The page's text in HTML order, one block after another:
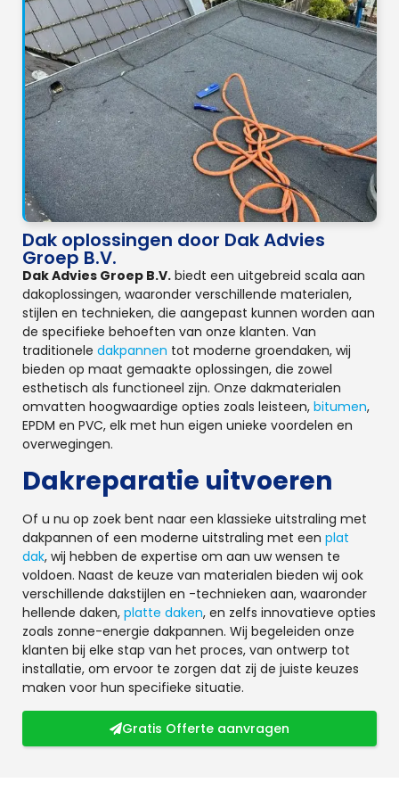
Dak oplossingen door Dak Advies
Groep B.V.
Dak Advies Groep B.V. biedt een uitgebreid scala aan
dakoplossingen, waaronder verschillende materialen,
stijlen en technieken, die aangepast kunnen worden aan
de specifieke behoeften van onze klanten. Van
traditionele dakpannen tot moderne groendaken, wij
bieden op maat gemaakte oplossingen, die zowel
esthetisch als functioneel zijn. Onze dakmaterialen
omvatten hoogwaardige opties zoals leisteen, bitumen,
EPDM en PVC, elk met hun eigen unieke voordelen en
overwegingen.
Dakreparatie uitvoeren
Of u nu op zoek bent naar een klassieke uitstraling met
dakpannen of een moderne uitstraling met een plat
dak, wij hebben de expertise om aan uw wensen te
voldoen. Naast de keuze van materialen bieden wij ook
verschillende dakstijlen en -technieken aan, waaronder
hellende daken, platte daken, en zelfs innovatieve opties
zoals zonne-energie dakpannen. Wij begeleiden onze
klanten bij elke stap van het proces, van ontwerp tot
installatie, om ervoor te zorgen dat zij de juiste keuzes
maken voor hun specifieke situatie.
Gratis Offerte aanvragen